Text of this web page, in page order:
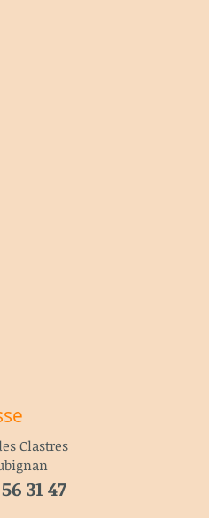
Clastres
31 47